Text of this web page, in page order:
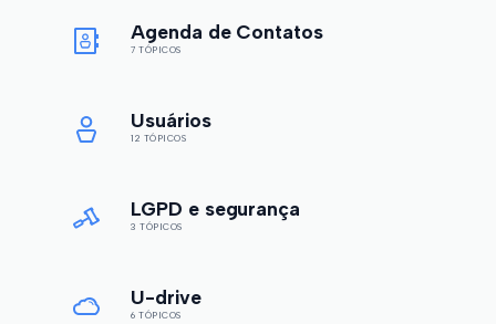
Agenda de Contatos
7 TÓPICOS
Usuários
12 TÓPICOS
LGPD e segurança
3 TÓPICOS
U-drive
6 TÓPICOS